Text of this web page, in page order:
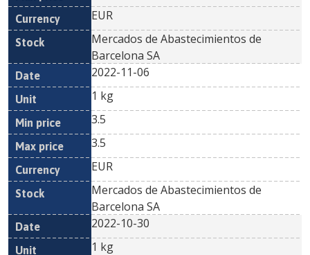
EUR
Mercados de Abastecimientos de
Barcelona SA
2022-11-06
1 kg
3.5
3.5
EUR
Mercados de Abastecimientos de
Barcelona SA
2022-10-30
1 kg